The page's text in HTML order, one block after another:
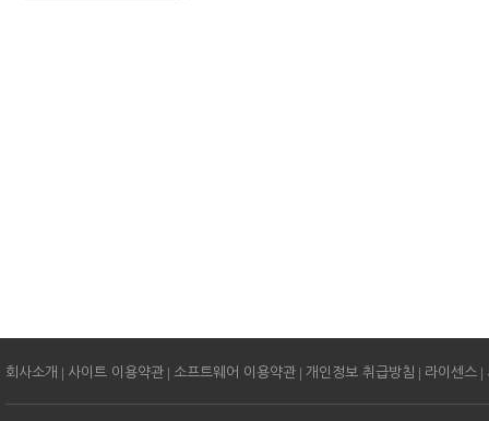
회사소개 | 사이트 이용약관 | 소프트웨어 이용약관 | 개인정보 취급방침 | 라이센스 |